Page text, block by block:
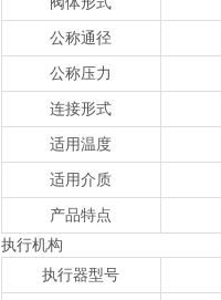
公称通径
公称压力
连接形式
适用温度
适用介质
产品特点
执行机构
执行器型号